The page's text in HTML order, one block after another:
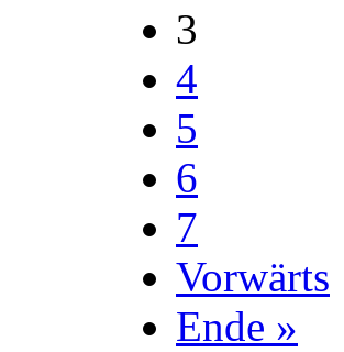
3
4
5
6
7
Vorwärts
Ende »